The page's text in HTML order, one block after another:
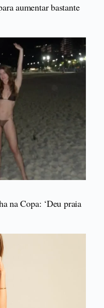
aumentar bastante
na Copa: ‘Deu praia